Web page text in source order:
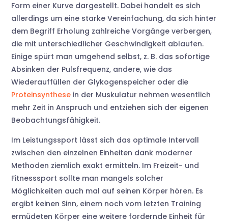
Form einer Kurve dargestellt. Dabei handelt es sich
allerdings um eine starke Vereinfachung, da sich hinter
dem Begriff Erholung zahlreiche Vorgänge verbergen,
die mit unterschiedlicher Geschwindigkeit ablaufen.
Einige spürt man umgehend selbst, z. B. das sofortige
Absinken der Pulsfrequenz, andere, wie das
Wiederauffüllen der Glykogenspeicher oder die
Proteinsynthese in der Muskulatur nehmen wesentlich
mehr Zeit in Anspruch und entziehen sich der eigenen
Beobachtungsfähigkeit.
Im Leistungssport lässt sich das optimale Intervall
zwischen den einzelnen Einheiten dank moderner
Methoden ziemlich exakt ermitteln. Im Freizeit- und
Fitnesssport sollte man mangels solcher
Möglichkeiten auch mal auf seinen Körper hören. Es
ergibt keinen Sinn, einem noch vom letzten Training
ermüdeten Körper eine weitere fordernde Einheit für